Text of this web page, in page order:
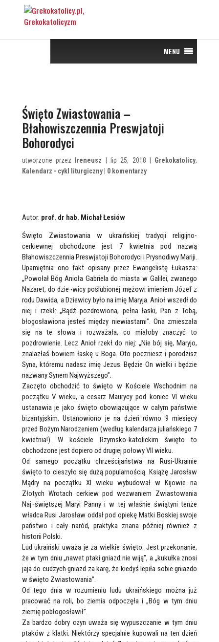
MENU
Święto Zwiastowania –
Błahowiszczennia Preswjatoji
Bohorodyci
utworzone przez Ireneusz | lip 25, 2018 | Grekokatolicy,
Kalendarz - cykl liturgiczny| 0 komentarzy
Autor: prof. dr hab. Michał Łesiów
Święto Zwiastowania w ukraińskiej tradycji religijno-
cerkiewnej obchodzone jest 7 kwietnia pod nazwą
Błahowiszczennia Preswjatoji Bohorodyci i Prysnodiwy Mariji.
Upamiętnia ono fakt opisany przez Ewangelistę Łukasza:
„Powołał Bóg Anioła Gabriela do miasta w Galilei, zwanego
Nazaret, do dzie¬wicy poślubionej mężowi imieniem Józef z
rodu Dawida, a Dziewicy było na imię Maryja. Anioł wszedł do
niej i rzekł: „Bądź pozdrowiona, pełna łaski, Pan z Tobą,
błogosławiona jesteś między niewiastami”. Ona zmieszała
się na te słowa i rozważała, co miałoby znaczyć to
pozdrowienie. Lecz Anioł rzekł do niej: „Nie bój się, Maryjo,
znalazłaś bowiem łaskę u Boga. Oto poczniesz i porodzisz
Syna, któremu nadasz imię Jezus. Będzie On wielki i będzie
nazwany Synem Najwyższego”.
Zaczęto obchodzić to święto w Kościele Wschodnim na
początku V wieku, a cesarz Maurycy pod koniec VI wieku
ustanawia je jako święto obowiązujące w całym państwie
bizantyjskim. Ustanowiono je na dzień równo 9 miesięcy
przed Bożym Narodzeniem (według kalendarza juliańskiego 7
kwietnia!). W kościele Rzymsko-katolickim święto to
obchodzone jest dopiero od drugiej połowy VII wieku.
Od samego początku chrześcijaństwa na Rusi-Ukrainie
święto to cieszyło się dużą popularnością. Książę Jarosław
Mądry na początku XI wieku wybudował w Kijowie na
Złotych Wrotach cerkiew pod wezwaniem Zwiastowania
Naj¬świętszej Maryi Panny i w tej właśnie świątyni tenże
władca Rusi Jarosław oddał pod opiekę Matki Boskiej swoje
państwo i cały naród, praktyka znana później również z
historii Polski.
Lud ukraiński uważa je za wielkie święto. Jest przekonanie,
że w tym dniu „nawet ptaki gniazd nie wiją”, a „kukułka znosi
jaja do cudzych gniazd za karę, że kiedyś lepiła sobie gniazdo
w święto Zwiastowania”.
Od tego dnia w rozumieniu ludu ukraińskiego można już
pracować na roli, bo ziemia odpoczęła i „Bóg w tym dniu
ziemię pobłogosławił”.
Za bardzo dobry czyn uważa się wypuszczanie w tym dniu
ptaków z klatki. Niektórzy specjalnie kupowali na ten dzień